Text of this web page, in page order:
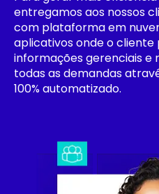
entregamos aos nossos
com plataforma em
aplicativos onde o
informações gerenciais e
todas as demandas
100% automatizado.